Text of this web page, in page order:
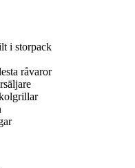
i storpack
råvaror